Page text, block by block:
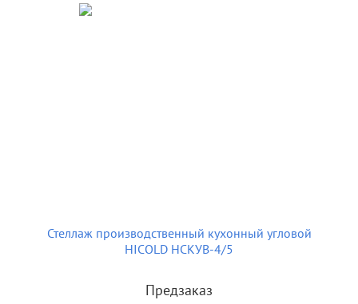
Стеллаж производственный кухонный угловой
HICOLD НСКУВ-4/5
Предзаказ